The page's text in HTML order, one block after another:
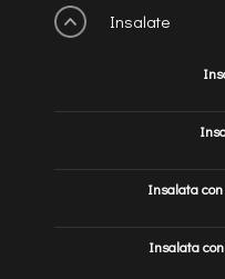
Insalate
Insalata
Insalata